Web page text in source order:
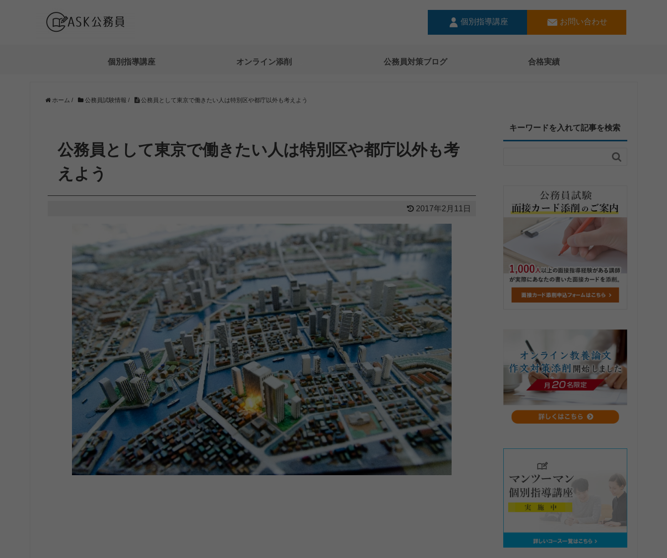
個別指導講座 お問い合わせ
個別指導講座 オンライン添削 公務員対策ブログ 合格実績
ホーム / 公務員試験情報 / 公務員として東京で働きたい人は特別区や都庁以外も考えよう
公務員として東京で働きたい人は特別区や都庁以外も考
えよう
2017年2月11日
キーワードを入れて記事を検索
